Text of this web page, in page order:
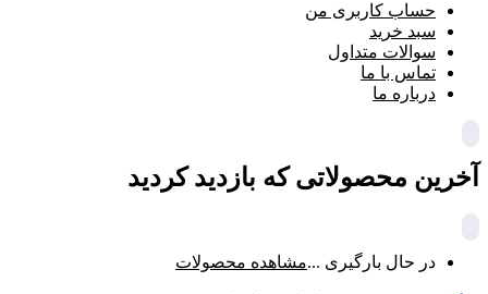
حساب کاربری من
سبد خرید
سوالات متداول
تماس با ما
درباره ما
آخرین محصولاتی که بازدید کردید
در حال بارگیری ...مشاهده محصولات